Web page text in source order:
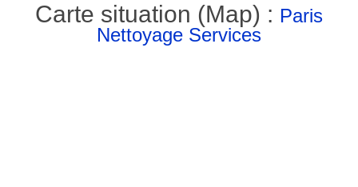
Carte situation (Map) : Paris
Nettoyage Services